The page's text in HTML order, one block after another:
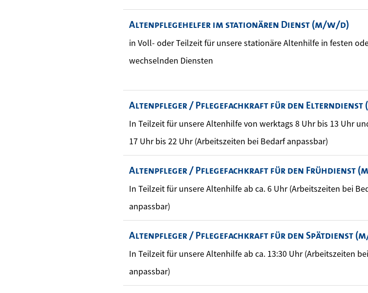
Altenpflegehelfer im stationären Dienst (m/w/d)
in Voll- oder Teilzeit für unsere stationäre Altenhilfe in festen
wechselnden Diensten
Altenpfleger / Pflegefachkraft für den Elterndienst
In Teilzeit für unsere Altenhilfe von werktags 8 Uhr bis 13 Uhr
17 Uhr bis 22 Uhr (Arbeitszeiten bei Bedarf anpassbar)
Altenpfleger / Pflegefachkraft für den Frühdienst
In Teilzeit für unsere Altenhilfe ab ca. 6 Uhr (Arbeitszeiten bei
anpassbar)
Altenpfleger / Pflegefachkraft für den Spätdienst
In Teilzeit für unsere Altenhilfe ab ca. 13:30 Uhr (Arbeitszeiten
anpassbar)